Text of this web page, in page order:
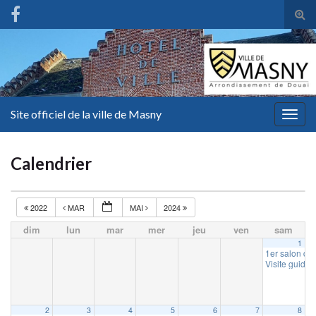
Site officiel de la ville de Masny
Calendrier
2022 MAR MAI 2024
dim lun mar mer jeu ven sam
1
1er salon
Visite
2 3 4 5 6 7 8